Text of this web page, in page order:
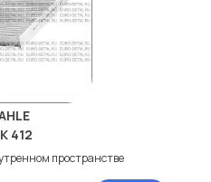
412
пространстве